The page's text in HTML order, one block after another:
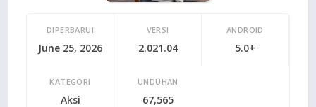
DIPERBARUI
June 25, 2026
VERSI
2.021.04
ANDROID
5.0+
KATEGORI
Aksi
UNDUHAN
67,565